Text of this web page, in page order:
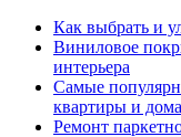
Как выбрать и
Виниловое
интерьера
Самые
квартиры и дома
Ремонт